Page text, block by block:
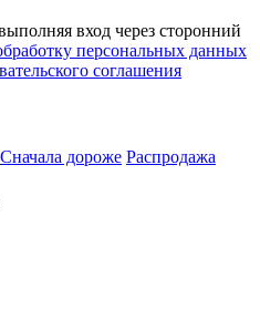
вход через сторонний
персональных данных
соглашения
Сначала дороже Распродажа